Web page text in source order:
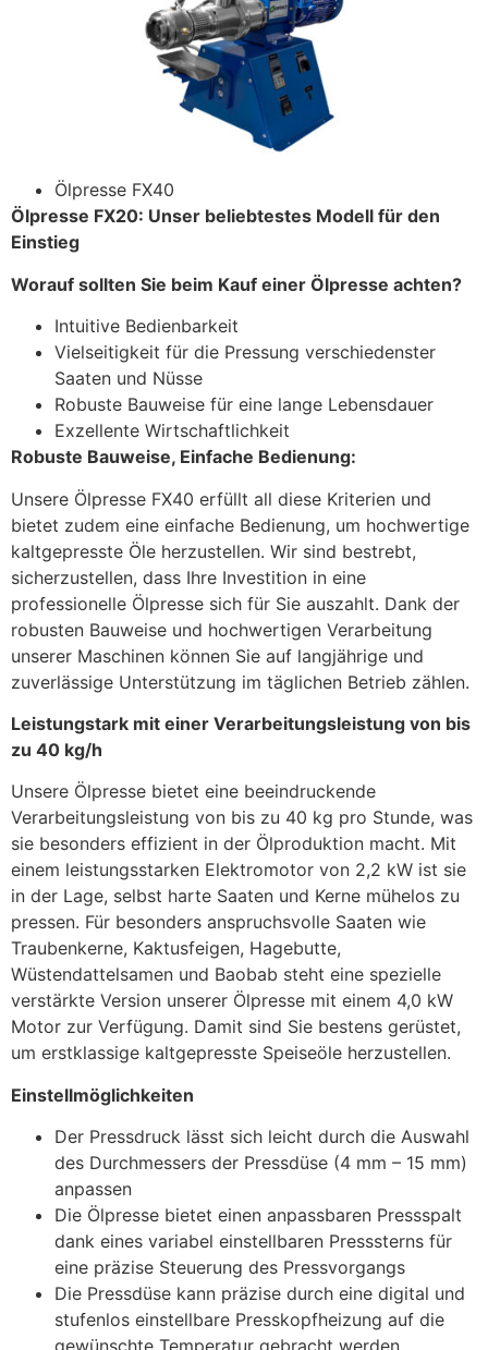
Ölpresse FX40
Ölpresse FX20: Unser beliebtestes Modell für den
Einstieg
Worauf sollten Sie beim Kauf einer Ölpresse achten?
Intuitive Bedienbarkeit
Vielseitigkeit für die Pressung verschiedenster
Saaten und Nüsse
Robuste Bauweise für eine lange Lebensdauer
Exzellente Wirtschaftlichkeit
Robuste Bauweise, Einfache Bedienung:
Unsere Ölpresse FX40 erfüllt all diese Kriterien und
bietet zudem eine einfache Bedienung, um hochwertige
kaltgepresste Öle herzustellen. Wir sind bestrebt,
sicherzustellen, dass Ihre Investition in eine
professionelle Ölpresse sich für Sie auszahlt. Dank der
robusten Bauweise und hochwertigen Verarbeitung
unserer Maschinen können Sie auf langjährige und
zuverlässige Unterstützung im täglichen Betrieb zählen.
Leistungstark mit einer Verarbeitungsleistung von bis
zu 40 kg/h
Unsere Ölpresse bietet eine beeindruckende
Verarbeitungsleistung von bis zu 40 kg pro Stunde, was
sie besonders effizient in der Ölproduktion macht. Mit
einem leistungsstarken Elektromotor von 2,2 kW ist sie
in der Lage, selbst harte Saaten und Kerne mühelos zu
pressen. Für besonders anspruchsvolle Saaten wie
Traubenkerne, Kaktusfeigen, Hagebutte,
Wüstendattelsamen und Baobab steht eine spezielle
verstärkte Version unserer Ölpresse mit einem 4,0 kW
Motor zur Verfügung. Damit sind Sie bestens gerüstet,
um erstklassige kaltgepresste Speiseöle herzustellen.
Einstellmöglichkeiten
Der Pressdruck lässt sich leicht durch die Auswahl
des Durchmessers der Pressdüse (4 mm – 15 mm)
anpassen
Die Ölpresse bietet einen anpassbaren Pressspalt
dank eines variabel einstellbaren Presssterns für
eine präzise Steuerung des Pressvorgangs
Die Pressdüse kann präzise durch eine digital und
stufenlos einstellbare Presskopfheizung auf die